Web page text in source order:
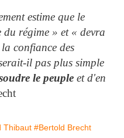
estime que le
régime » et « devra
confiance des
il pas plus simple
le peuple et d'en
Thibaut #Bertold Brecht